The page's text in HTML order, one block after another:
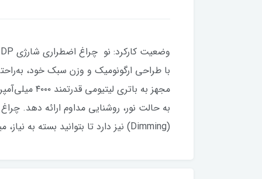
(Dimming) نیز دارد تا بتوانید بسته به نیاز، میزان روشنایی را تغییر دهید.